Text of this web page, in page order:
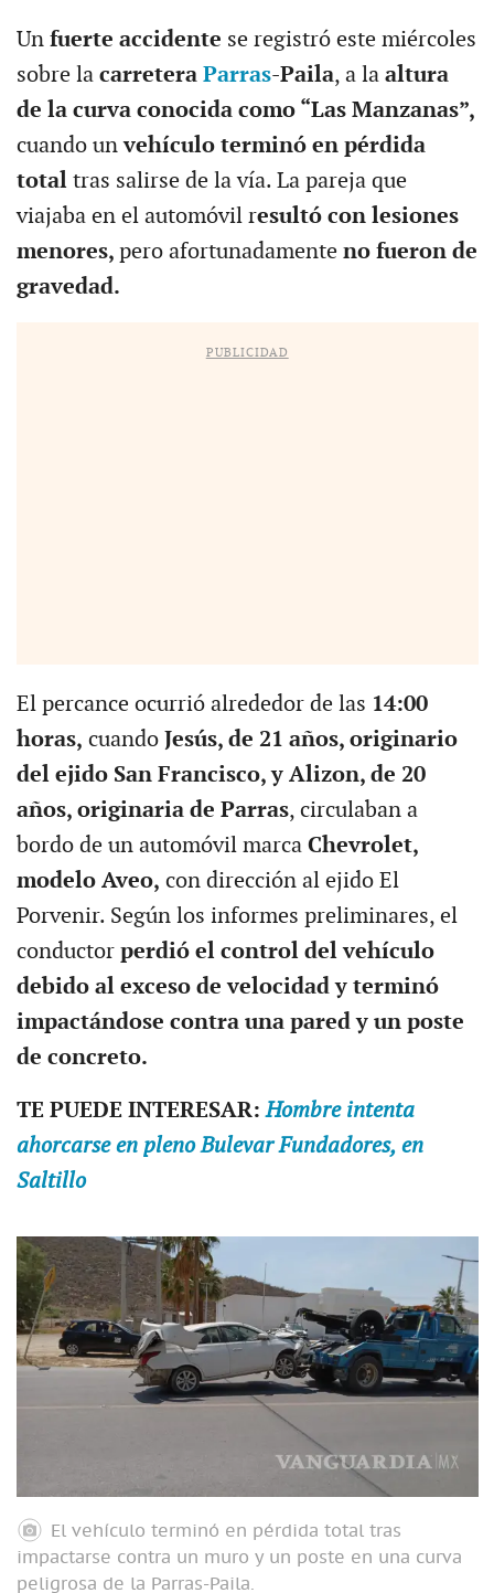
Un fuerte accidente se registró este miércoles
sobre la carretera Parras-Paila, a la altura
de la curva conocida como “Las Manzanas”,
cuando unvehículo terminó en pérdida
total tras salirse de la vía. La pareja que
viajaba en el automóvil resultó con lesiones
menores, pero afortunadamente no fueron de
gravedad.
PUBLICIDAD
El percance ocurrió alrededor de las 14:00
horas, cuando Jesús, de 21 años, originario
del ejido San Francisco, y Alizon, de 20
años, originaria de Parras, circulaban a
bordo de un automóvil marca Chevrolet,
modelo Aveo, con dirección al ejido El
Porvenir. Según los informes preliminares, el
conductorperdió el control del vehículo
debido al exceso de velocidad y terminó
impactándose contra una pared y un poste
de concreto.
TE PUEDE INTERESAR:Hombre intenta
ahorcarse en pleno Bulevar Fundadores, en
Saltillo
El vehículo terminó en pérdida total tras
impactarse contra un muro y un poste en una curva
peligrosa de la Parras-Paila.